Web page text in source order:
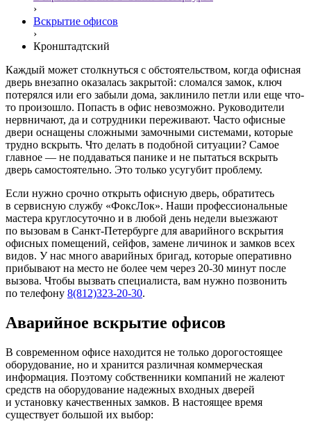
›
Вскрытие офисов
›
Кронштадтский
Каждый может столкнуться с обстоятельством, когда офисная
дверь внезапно оказалась закрытой: сломался замок, ключ
потерялся или его забыли дома, заклинило петли или еще что-
то произошло. Попасть в офис невозможно. Руководители
нервничают, да и сотрудники переживают. Часто офисные
двери оснащены сложными замочными системами, которые
трудно вскрыть. Что делать в подобной ситуации? Самое
главное — не поддаваться панике и не пытаться вскрыть
дверь самостоятельно. Это только усугубит проблему.
Если нужно срочно открыть офисную дверь, обратитесь
в сервисную службу «ФоксЛок». Наши профессиональные
мастера круглосуточно и в любой день недели выезжают
по вызовам в Санкт-Петербурге для аварийного вскрытия
офисных помещений, сейфов, замене личинок и замков всех
видов. У нас много аварийных бригад, которые оперативно
прибывают на место не более чем через 20-30 минут после
вызова. Чтобы вызвать специалиста, вам нужно позвонить
по телефону 8(812)323-20-30.
Аварийное вскрытие офисов
В современном офисе находится не только дорогостоящее
оборудование, но и хранится различная коммерческая
информация. Поэтому собственники компаний не жалеют
средств на оборудование надежных входных дверей
и установку качественных замков. В настоящее время
существует большой их выбор: